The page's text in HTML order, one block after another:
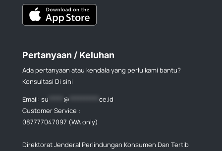
Pertanyaan / Keluhan
Ada pertanyaan atau kendala yang perlu kami bantu?
Konsultasi Di sini
Email: su @
ce.id
Customer Service :
087777047097 (WA only)
Direktorat Jenderal Perlindungan Konsumen Dan Tertib